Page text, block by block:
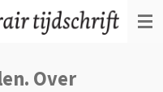
Over